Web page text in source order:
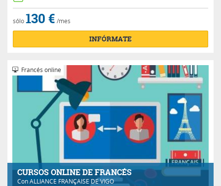
sólo130 € /mes
INFÓRMATE
CURSOS ONLINE DE FRANCÉS
ConALLIANCE FRANÇAISE DE VIGO
Francés online